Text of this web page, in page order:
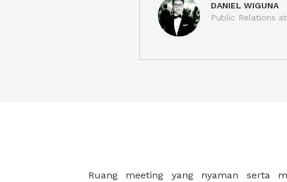
DANIEL WIGUNA
Public Relations
Ruang meeting yang nyaman serta
meeting juga dapat diatur susunan